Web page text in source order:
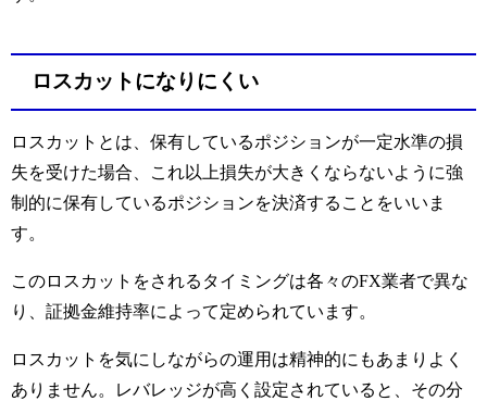
ロスカットになりにくい
ロスカットとは、保有しているポジションが一定水準の損
失を受けた場合、これ以上損失が大きくならないように強
制的に保有しているポジションを決済することをいいま
す。
このロスカットをされるタイミングは各々のFX業者で異な
り、証拠金維持率によって定められています。
ロスカットを気にしながらの運用は精神的にもあまりよく
ありません。レバレッジが高く設定されていると、その分